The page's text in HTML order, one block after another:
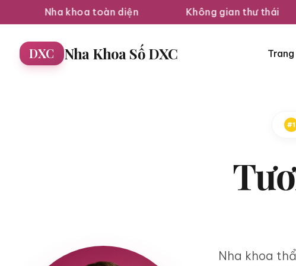
diện Không gian thư thái Trải nghiệm
DXC Nha Khoa Số DXC
#1
Nha khoa